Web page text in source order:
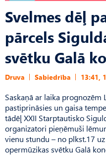
Svelmes dēļ
pārcels
svētku Galā
Druva Sabiedrība 13:41,
Saskaņā ar laika prognozēm
pastiprināsies un gaisa
tādēļ XXII Starptautisko
organizatori pieņēmuši
vienu stundu – no plkst.17
opermūzikas svētku Galā